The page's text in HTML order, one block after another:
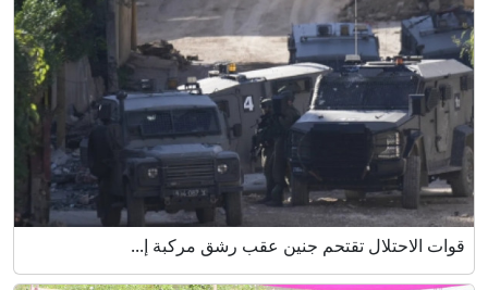
قوات الاحتلال تقتحم جنين عقب رشق مركبة إ...